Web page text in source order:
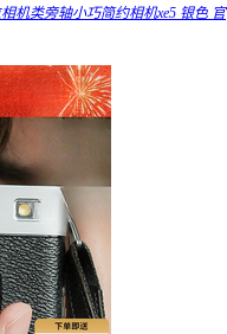
机类旁轴小巧简约相机xe5 银色 官